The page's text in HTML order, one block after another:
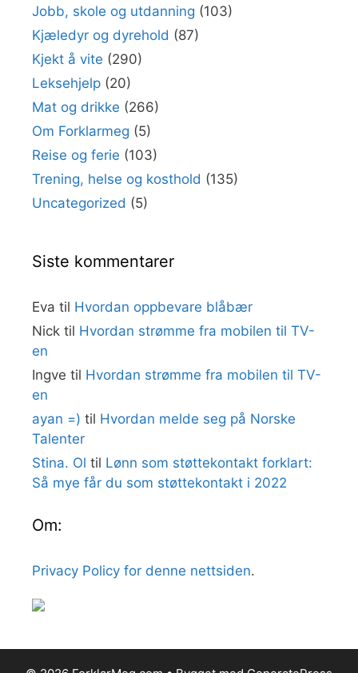
Jobb, skole og utdanning (103)
Kjæledyr og dyrehold (87)
Kjekt å vite (290)
Leksehjelp (20)
Mat og drikke (266)
Om Forklarmeg (5)
Reise og ferie (103)
Trening, helse og kosthold (135)
Uncategorized (5)
Siste kommentarer
Eva til Hvordan oppbevare blåbær
Nick til Hvordan strømme fra mobilen til TV-
en
Ingve til Hvordan strømme fra mobilen til TV-
en
ayan =) til Hvordan melde seg på Norske
Talenter
Stina. Ol til Lønn som støttekontakt forklart:
Så mye får du som støttekontakt i 2022
Om:
Privacy Policy for denne nettsiden.